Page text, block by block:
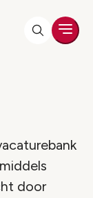
door